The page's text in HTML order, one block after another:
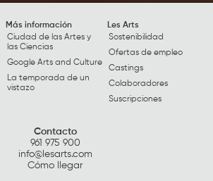
Más información
Ciudad de las Artes y
las Ciencias
Google Arts and Culture
La temporada de un
vistazo
Les Arts
Sostenibilidad
Ofertas de empleo
Castings
Colaboradores
Suscripciones
Contacto
961 975 900
info@lesarts.com
Cómo llegar